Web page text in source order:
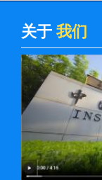
关于 我们